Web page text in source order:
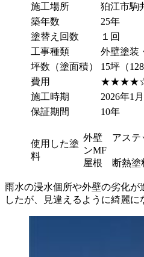
施工場所
狛江市駒
築年数
25年
塗替え回数
１回
工事種類
外壁塗装
坪数（塗面積）
15坪（128
費用
施工時期
2026年1月
保証期間
10年
使用した塗
料
外壁 アステ
ンMF
屋根 断熱塗
雨水の浸水個所や外壁の劣化が
したが、見違えるように綺麗に